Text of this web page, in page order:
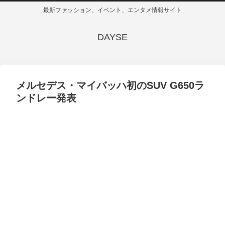
最新ファッション、イベント、エンタメ情報サイト
DAYSE
メルセデス・マイバッハ初のSUV G650ラ
ンドレー発表